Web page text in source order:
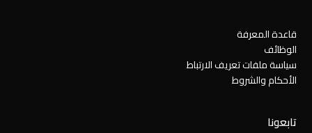
قاعدة المعرفة
الوظائف
سياسة ملفات تعريف الارتباط
الأحكام والشروط
تابعونا